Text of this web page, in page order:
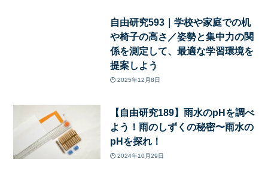
自由研究593｜学校や家庭での机
や椅子の高さ／姿勢と集中力の関
係を測定して、最適な学習環境を
提案しよう
2025年12月8日
【自由研究189】雨水のpHを調べ
よう！雨のしずくの秘密〜雨水の
pHを探れ！
2024年10月29日